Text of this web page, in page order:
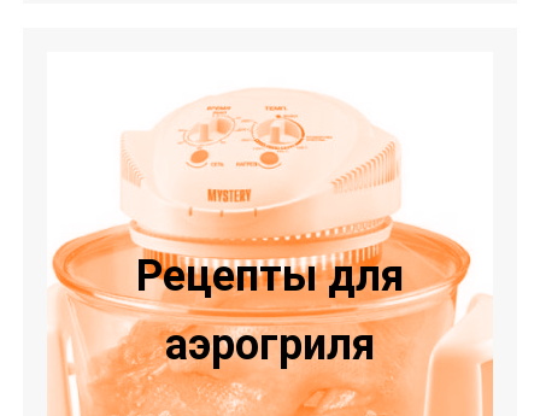
Рецепты для
аэрогриля